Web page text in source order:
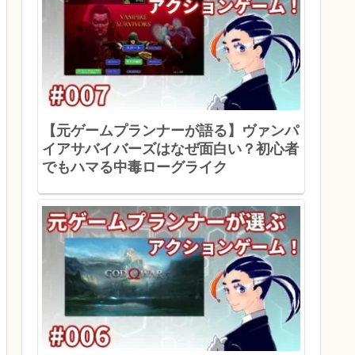
【元ゲームプランナーが語る】ヴァンパ
イアサバイバーズはなぜ面白い？初心者
でもハマる中毒ローグライク